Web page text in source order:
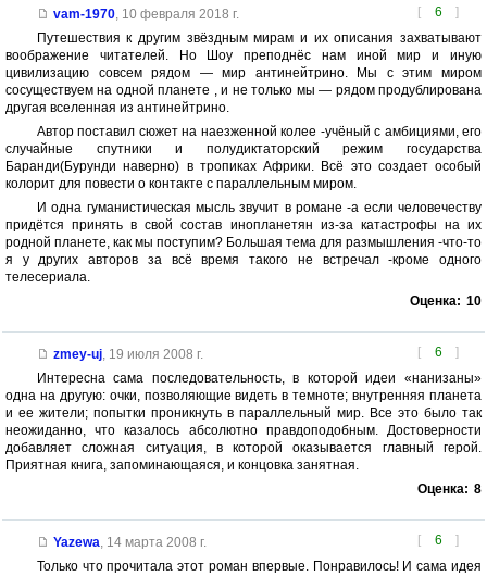
[ 6 ]
vam-1970, 10 февраля 2018 г.
Путешествия к другим звёздным мирам и их описания захватывают
воображение читателей. Но Шоу преподнёс нам иной мир и иную
цивилизацию совсем рядом — мир антинейтрино. Мы с этим миром
сосуществуем на одной планете , и не только мы — рядом продублирована
другая вселенная из антинейтрино.
Автор поставил сюжет на наезженной колее -учёный с амбициями, его
случайные спутники и полудиктаторский режим государства
Баранди(Бурунди наверно) в тропиках Африки. Всё это создает особый
колорит для повести о контакте с параллельным миром.
И одна гуманистическая мысль звучит в романе -а если человечеству
придётся принять в свой состав инопланетян из-за катастрофы на их
родной планете, как мы поступим? Большая тема для размышления -что-то
я у других авторов за всё время такого не встречал -кроме одного
телесериала.
Оценка: 10
[ 6 ]
zmey-uj, 19 июля 2008 г.
Интересна сама последовательность, в которой идеи «нанизаны»
одна на другую: очки, позволяющие видеть в темноте; внутренняя планета
и ее жители; попытки проникнуть в параллельный мир. Все это было так
неожиданно, что казалось абсолютно правдоподобным. Достоверности
добавляет сложная ситуация, в которой оказывается главный герой.
Приятная книга, запоминающаяся, и концовка занятная.
Оценка: 8
[ 6 ]
Yazewa, 14 марта 2008 г.
Только что прочитала этот роман впервые. Понравилось! И сама идея